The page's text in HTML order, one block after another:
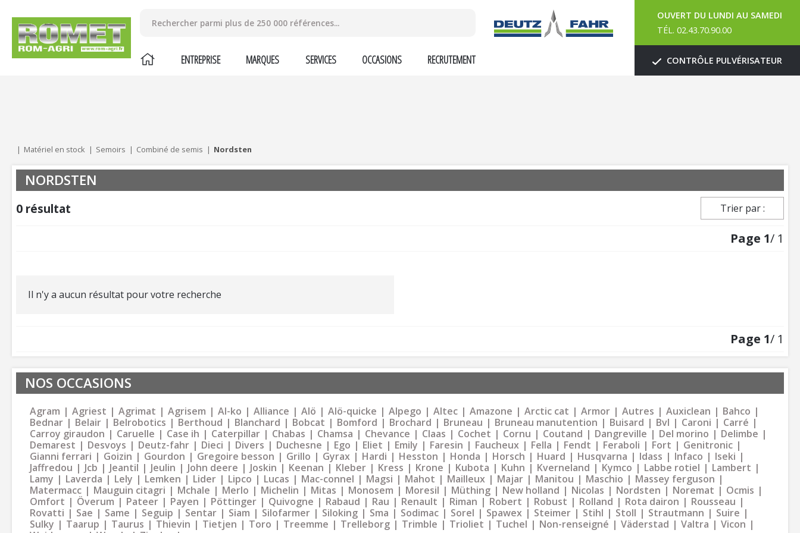
ENTREPRISE MARQUES SERVICES OCCASIONS RECRUTEMENT
OUVERT DU LUNDI AU SAMEDI
TÉL. 02.43.70.90.00
CONTRÔLE PULVÉRISATEUR
Matériel en stock Semoirs Combiné de semis Nordsten
NORDSTEN
0 résultat Trier par :
Page 1/ 1
Il n'y a aucun résultat pour votre recherche
Page 1/ 1
NOS OCCASIONS
Agram Agriest Agrimat Agrisem Al-ko Alliance Alö Alö-quicke Alpego Altec Amazone Arctic cat Armor Autres Auxiclean
Bahco
Bednar
Belair Belrobotics Berthoud Blanchard Bobcat Bomford Brochard Bruneau Bruneau manutention Buisard Bvl Caroni
Carré
Carroy giraudon
Caruelle Case ih Caterpillar Chabas Chamsa Chevance Claas Cochet Cornu Coutand Dangreville Del morino
Delimbe
Demarest
Desvoys Deutz-fahr Dieci Divers Duchesne Ego Eliet Emily Faresin Faucheux Fella Fendt Feraboli Fort
Genitronic
Gianni ferrari
Goizin Gourdon Gregoire besson Grillo Gyrax Hardi Hesston Honda Horsch Huard Husqvarna Idass Infaco
Iseki
Jaffredou
Jcb Jeantil Jeulin John deere Joskin Keenan Kleber Kress Krone Kubota Kuhn Kverneland Kymco Labbe rotiel
Lambert
Lamy
Laverda Lely Lemken Lider Lipco Lucas Mac-connel Magsi Mahot Mailleux Majar Manitou Maschio
Massey ferguson
Matermacc
Mauguin citagri Mchale Merlo Michelin Mitas Monosem Moresil Müthing New holland Nicolas Nordsten Noremat
Ocmis
Omfort
Överum Pateer Payen Pöttinger Quivogne Rabaud Rau Renault Riman Robert Robust Rolland Rota dairon
Rousseau
Rovatti
Sae Same Seguip Sentar Siam Silofarmer Siloking Sma Sodimac Sorel Spawex Steimer Stihl Stoll Strautmann
Suire
Sulky
Taarup Taurus Thievin Tietjen Toro Treemme Trelleborg Trimble Trioliet Tuchel Non-renseigné Väderstad Valtra
Vicon